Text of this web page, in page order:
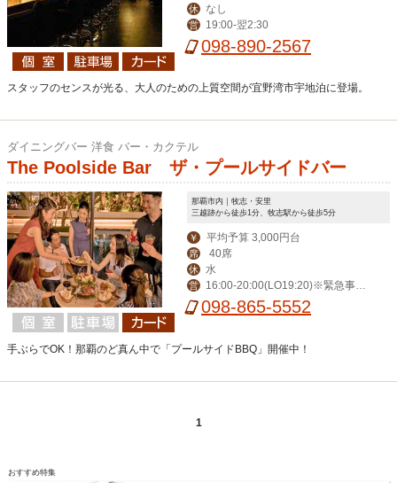
休 なし
営 19:00-翌2:30
098-890-2567
スタッフのセンスが光る、大人のための上質空間が宜野湾市宇地泊に登場。
ダイニングバー 洋食 バー・カクテル
The Poolside Bar ザ・プールサイドバー
那覇市内｜牧志・安里
三越跡から徒歩1分、牧志駅から徒歩5分
￥ 平均予算 3,000円台
席 40席
休 水
営
16:00-20:00(LO19:20)※緊急事態
宣言中のみ。通常は夏場17:00-24:00,
098-865-5552
手ぶらでOK！那覇のど真ん中で「プールサイドBBQ」開催中！
1
おすすめ特集